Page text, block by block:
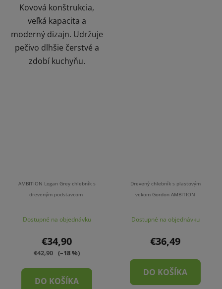
Kovová konštrukcia,
veľká kapacita a
moderný dizajn. Udržuje
pečivo dlhšie čerstvé a
zdobí kuchyňu.
AMBITION Logan Grey chlebník s
dreveným podstavcom
Dostupné na objednávku
€34,90
€42,90 (–18 %)
DO KOŠÍKA
Drevený chlebník s plastovým
vekom Gordon AMBITION
Dostupné na objednávku
€36,49
DO KOŠÍKA